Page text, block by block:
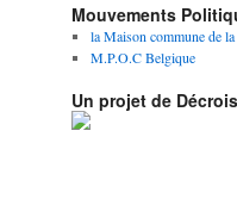
Mouvements
la Maison commune de la
M.P.O.C Belgique
Un projet de